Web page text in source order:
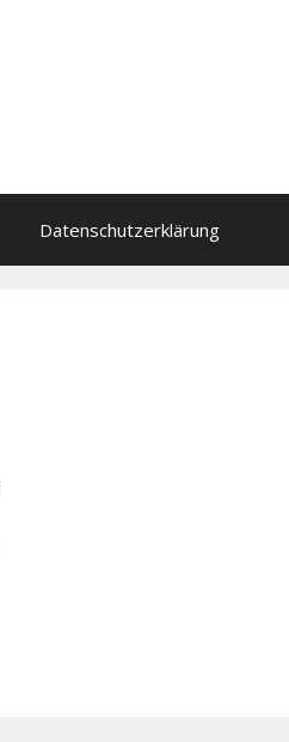
Datenschutzerklärung